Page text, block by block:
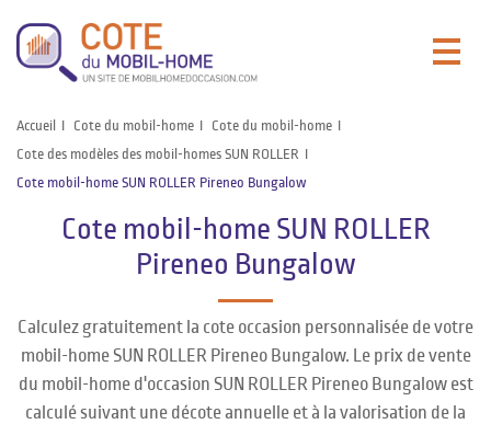
Accueil Cote du mobil-home
Cote du mobil-home
Cote des modèles des mobil-homes SUN ROLLER
Cote mobil-home SUN ROLLER Pireneo Bungalow
Cote mobil-home SUN ROLLER
Pireneo Bungalow
Calculez gratuitement la cote occasion personnalisée de votre
mobil-home SUN ROLLER Pireneo Bungalow. Le prix de vente
du mobil-home d'occasion SUN ROLLER Pireneo Bungalow est
calculé suivant une décote annuelle et à la valorisation de la